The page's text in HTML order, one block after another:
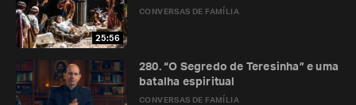
25:56
CONVERSAS DE FAMÍLIA
CONVERSAS DE FAMÍLIA
280. “O Segredo de Teresinha” e uma
batalha espiritual